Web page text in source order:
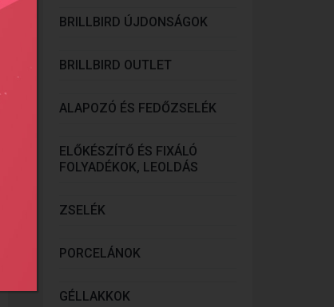
BRILLBIRD ÚJDONSÁGOK
BRILLBIRD OUTLET
ALAPOZÓ ÉS FEDŐZSELÉK
ELŐKÉSZÍTŐ ÉS FIXÁLÓ
FOLYADÉKOK, LEOLDÁS
ZSELÉK
PORCELÁNOK
GÉLLAKKOK